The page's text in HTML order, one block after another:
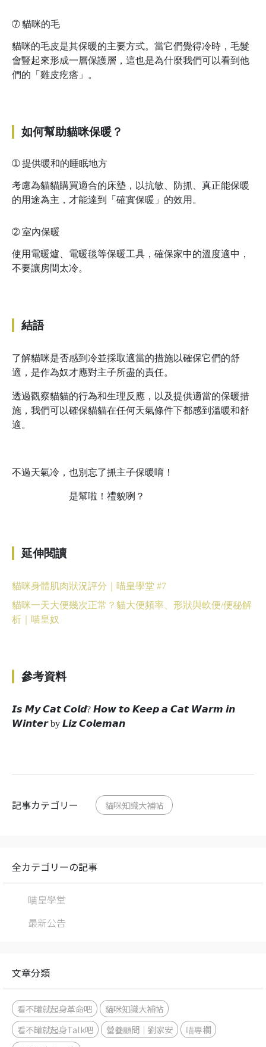
➆貓咪的毛
貓咪的毛皮是其保暖的主要方式。當它們覺得冷時，毛髮
會豎起來形成一層保護層，這也是為什麼我們可以看到他
們的「雞皮疙瘩」。
如何幫助貓咪保暖？
➀提供暖和的睡眠地方
考慮為貓貓購買適合的床墊，以抗敏、防抓、真正能保暖
的用途為主，才能達到「確實保暖」的效用。
➁室內保暖
使用電暖爐、電暖毯等保暖工具，確保家中的溫度適中，
不要讓房間太冷。
結語
了解貓咪是否感到冷並採取適當的措施以確保它們的舒
適，是作為奴才應對主子所盡的責任。
透過觀察貓貓的行為和生理反應，以及提供適當的保暖措
施，我們可以確保貓貓在任何天氣條件下都感到溫暖和舒
適。
不過天氣冷，也別忘了抓主子保暖唷！
是幫啦！禮貌咧？
延伸閱讀
貓咪身體肌肉狀況評分｜喵皇學堂 #7
貓咪一天大便幾次正常？貓大便頻率、形狀與軟便/便秘解
析｜喵皇奴
參考資料
𝙄𝙨 𝙈𝙮 𝘾𝙖𝙩 𝘾𝙤𝙡𝙙? 𝙃𝙤𝙬 𝙩𝙤 𝙆𝙚𝙚𝙥 𝙖 𝘾𝙖𝙩 𝙒𝙖𝙧𝙢 𝙞𝙣
𝙒𝙞𝙣𝙩𝙚𝙧 by 𝙇𝙞𝙯 𝘾𝙤𝙡𝙚𝙢𝙖𝙣
記事カテゴリー 貓咪知識大補帖
全カテゴリーの記事
喵皇學堂
最新公告
文章分類
看不罐就起身革命吧
貓咪知識大補帖
看不罐就起身Talk吧
營養顧問｜劉家安
喵專欄